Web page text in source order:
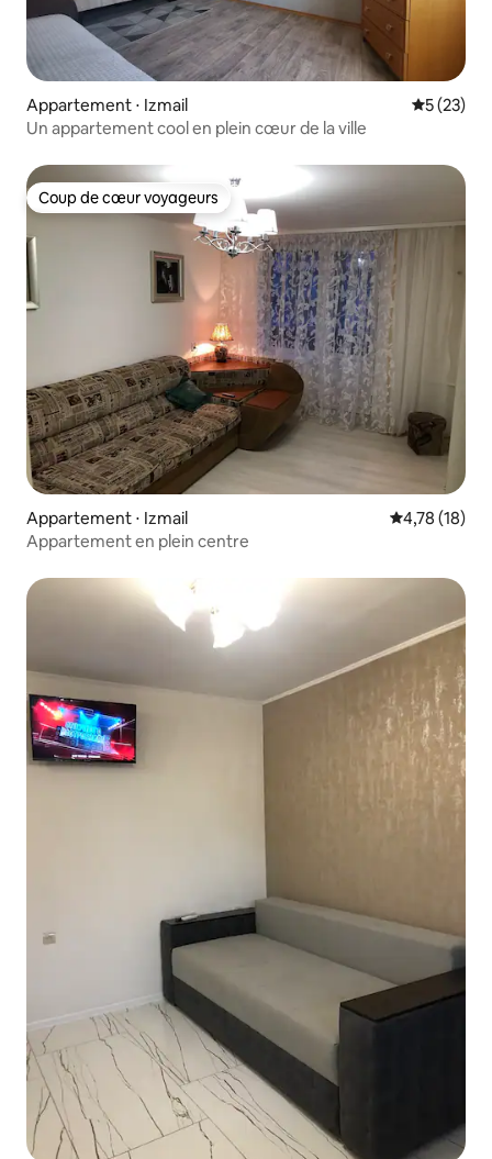
Appartement ⋅ Izmail
5 (23)
Un appartement cool en plein cœur de la ville
Coup de cœur voyageurs
Coup de cœur voyageurs
Appartement ⋅ Izmail Évaluation
4,78 (18)
Appartement en plein centre